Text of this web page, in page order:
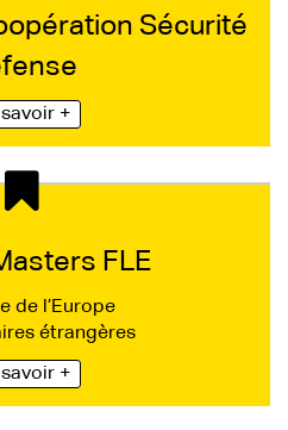
Sécurité
savoir +
FLE
de l’Europe
étrangères
savoir +